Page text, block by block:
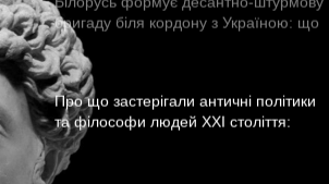
бригаду біля кордону з Україною: що
доповів Ільюкевич
Про що застерігали античні політики
та філософи людей XXI століття:
уроки для нашого покоління